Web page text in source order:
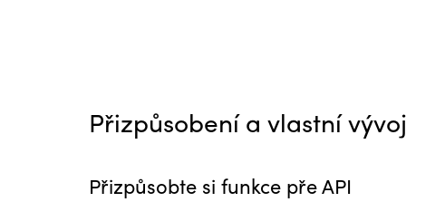
Přizpůsobení a vlastní vývoj
Přizpůsobte si funkce pře API